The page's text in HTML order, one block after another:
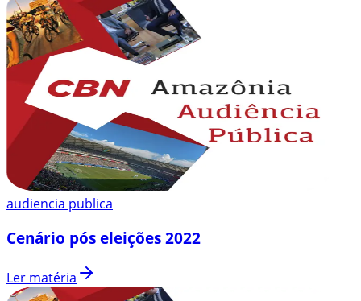
audiencia publica
Cenário pós eleições 2022
Ler matéria